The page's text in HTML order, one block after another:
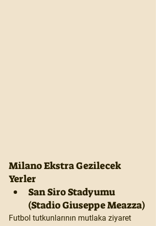
Milano Ekstra Gezilecek
Yerler
San Siro Stadyumu
(Stadio Giuseppe Meazza)
Futbol tutkunlarının mutlaka ziyaret